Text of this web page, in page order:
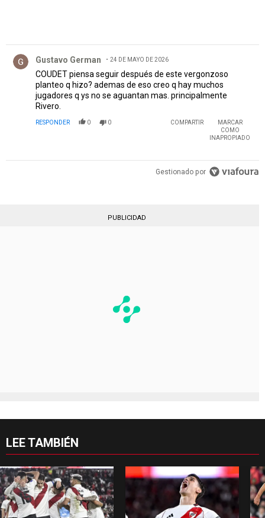
Gustavo German 24 DE MAYO DE 2026
COUDET piensa seguir después de este vergonzoso
planteo q hizo? ademas de eso creo q hay muchos
jugadores q ys no se aguantan mas. principalmente
Rivero.
RESPONDER 0 0 COMPARTIR
MARCAR
COMO
INAPROPIADO
Gestionado por
PUBLICIDAD
LEE TAMBIÉN